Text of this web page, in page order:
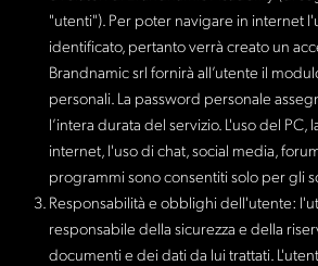
"utenti"). Per poter navigare in internet
identificato, pertanto verrà creato un
Brandnamic srl fornirà all’utente il
personali. La password personale
l’intera durata del servizio. L'uso del PC,
internet, l'uso di chat, social media,
programmi sono consentiti solo per gli
Responsabilità e obblighi dell'utente:
responsabile della sicurezza e della
documenti e dei dati da lui trattati.